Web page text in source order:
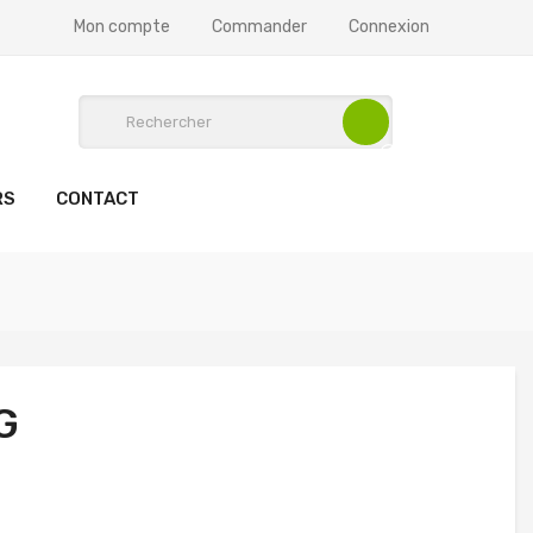
Mon compte Commander Connexion
CONTACT